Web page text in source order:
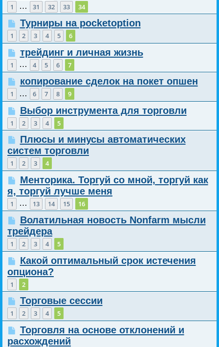
1 … 31 32 33 34
Турниры на pocketoption
1 2 3 4 5 6
трейдинг и личная жизнь
1 … 4 5 6 7
копирование сделок на покет опшен
1 … 6 7 8 9
Выбор инструмента для торговли
1 2 3 4 5
Плюсы и минусы автоматических
систем торговли
1 2 3 4
Менторика. Торгуй со мной, торгуй как
я, торгуй лучше меня
1 … 13 14 15 16
Волатильная новость Nonfarm мысли
трейдера
1 2 3 4 5
Какой оптимальный срок истечения
опциона?
1 2
Торговые сессии
1 2 3 4 5
Торговля на основе отклонений и
расхождений